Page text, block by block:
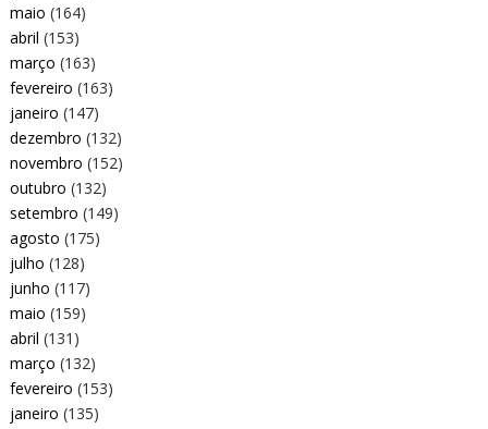
maio (164)
abril (153)
março (163)
fevereiro (163)
janeiro (147)
dezembro (132)
novembro (152)
outubro (132)
setembro (149)
agosto (175)
julho (128)
junho (117)
maio (159)
abril (131)
março (132)
fevereiro (153)
janeiro (135)